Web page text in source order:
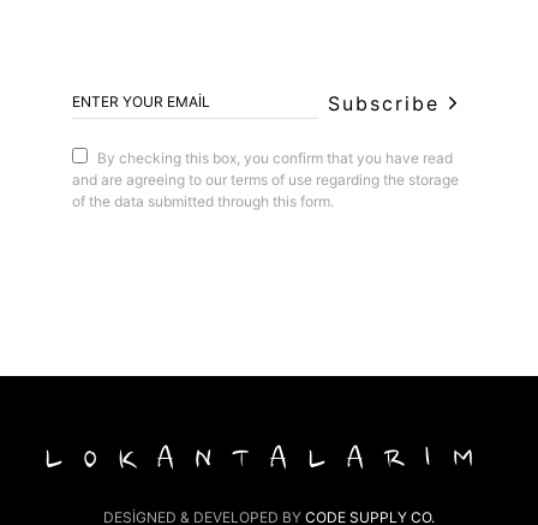
Subscribe
By checking this box, you confirm that you have read
and are agreeing to our terms of use regarding the storage
of the data submitted through this form.
LOKANTALARIM
DESIGNED & DEVELOPED BY CODE SUPPLY CO.